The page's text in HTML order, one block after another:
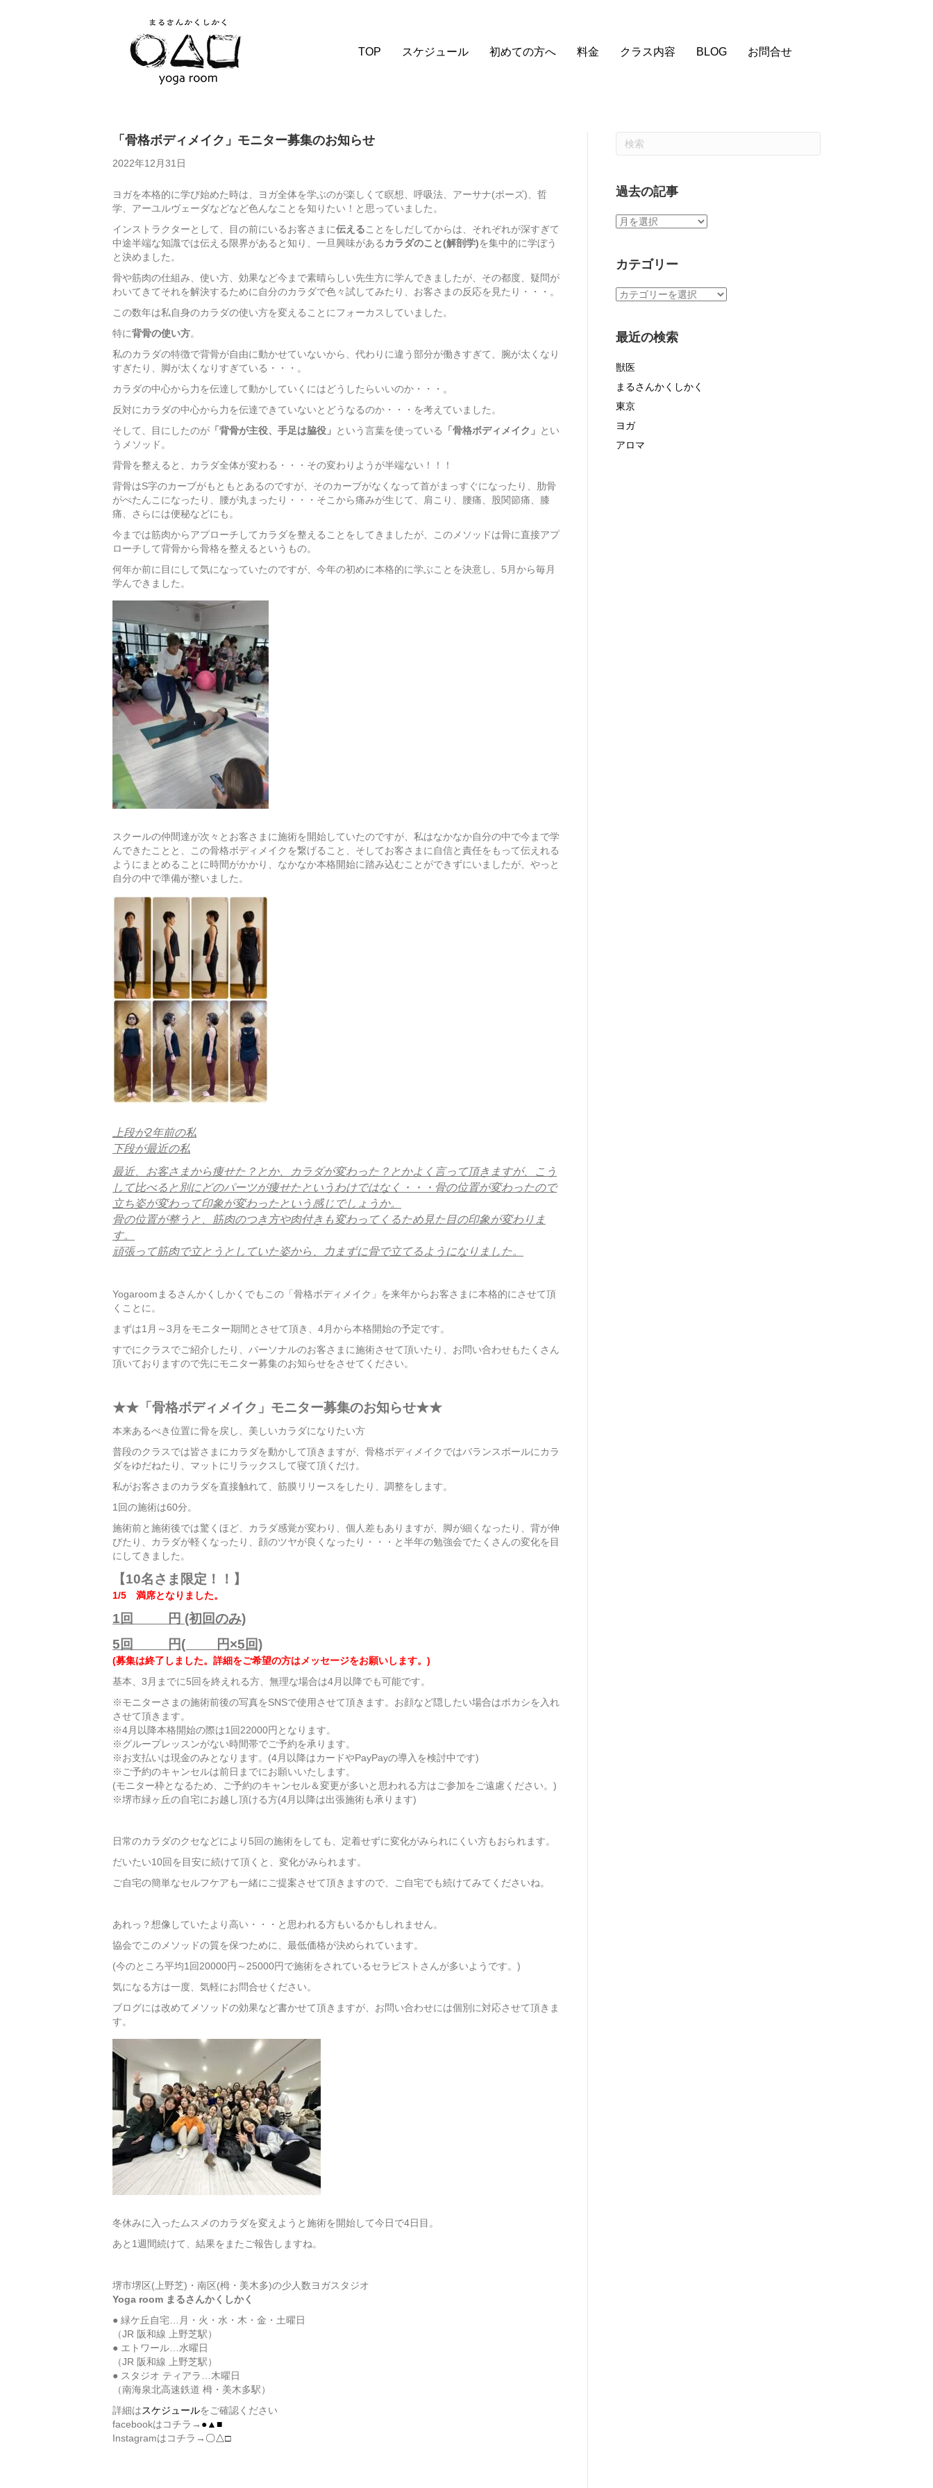
TOP スケジュール 初めての方へ 料金 クラス内容 BLOG お問合せ
「骨格ボディメイク」モニター募集のお知らせ
2022年12月31日
ヨガを本格的に学び始めた時は、ヨガ全体を学ぶのが楽しくて瞑想、呼吸法、アーサナ(ポーズ)、哲
学、アーユルヴェーダなどなど色んなことを知りたい！と思っていました。
インストラクターとして、目の前にいるお客さまに伝えることをしだしてからは、それぞれが深すぎて
中途半端な知識では伝える限界があると知り、一旦興味がある カラダのこと(解剖学)を集中的に学ぼう
と決めました。
骨や筋肉の仕組み、使い方、効果など今まで素晴らしい先生方に学んできましたが、その都度、疑問が
わいてきてそれを解決するために自分のカラダで色々試してみたり、お客さまの反応を見たり・・・。
この数年は私自身のカラダの使い方を変えることにフォーカスしていました。
特に背骨の使い方。
私のカラダの特徴で背骨が自由に動かせていないから、代わりに違う部分が働きすぎて、腕が太くなり
すぎたり、脚が太くなりすぎている・・・。
カラダの中心から力を伝達して動かしていくにはどうしたらいいのか・・・。
反対にカラダの中心から力を伝達できていないとどうなるのか・・・を考えていました。
そして、目にしたのが 「背骨が主役、手足は脇役」 という言葉を使っている 「骨格ボディメイク」 とい
うメソッド。
背骨を整えると、カラダ全体が変わる・・・その変わりようが半端ない！！！
背骨はS字のカーブがもともとあるのですが、そのカーブがなくなって首がまっすぐになったり、肋骨
がぺたんこになったり、腰が丸まったり・・・そこから痛みが生じて、肩こり、腰痛、股関節痛、膝
痛、さらには便秘などにも。
今までは筋肉からアプローチしてカラダを整えることをしてきましたが、このメソッドは骨に直接アプ
ローチして背骨から骨格を整えるというもの。
何年か前に目にして気になっていたのですが、今年の初めに本格的に学ぶことを決意し、5月から毎月
学んできました。
スクールの仲間達が次々とお客さまに施術を開始していたのですが、私はなかなか自分の中で今まで学
んできたことと、この骨格ボディメイクを繋げること、そしてお客さまに自信と責任をもって伝えれる
ようにまとめることに時間がかかり、なかなか本格開始に踏み込むことができずにいましたが、やっと
自分の中で準備が整いました。
上段が2年前の私
下段が最近の私
最近、お客さまから痩せた？とか、カラダが変わった？とかよく言って頂きますが、こう
して比べると別にどのパーツが痩せたというわけではなく・・・骨の位置が変わったので
立ち姿が変わって印象が変わったという感じでしょうか。
骨の位置が整うと、筋肉のつき方や肉付きも変わってくるため見た目の印象が変わりま
す。
頑張って筋肉で立とうとしていた姿から、力まずに骨で立てるようになりました。
Yogaroomまるさんかくしかくでもこの「骨格ボディメイク」を来年からお客さまに本格的にさせて頂
くことに。
まずは1月～3月をモニター期間とさせて頂き、4月から本格開始の予定です。
すでにクラスでご紹介したり、パーソナルのお客さまに施術させて頂いたり、お問い合わせもたくさん
頂いておりますので先にモニター募集のお知らせをさせてください。
★★「骨格ボディメイク」モニター募集のお知らせ★★
本来あるべき位置に骨を戻し、美しいカラダになりたい方
普段のクラスでは皆さまにカラダを動かして頂きますが、骨格ボディメイクではバランスボールにカラ
ダをゆだねたり、マットにリラックスして寝て頂くだけ。
私がお客さまのカラダを直接触れて、筋膜リリースをしたり、調整をします。
1回の施術は60分。
施術前と施術後では驚くほど、カラダ感覚が変わり、個人差もありますが、脚が細くなったり、背が伸
びたり、カラダが軽くなったり、顔のツヤが良くなったり・・・と半年の勉強会でたくさんの変化を目
にしてきました。
【10名さま限定！！】
1/5 満席となりました。
1回 円 (初回のみ)
5回 円( 円×5回)
(募集は終了しました。詳細をご希望の方はメッセージをお願いします。)
基本、3月までに5回を終えれる方、無理な場合は4月以降でも可能です。
※モニターさまの施術前後の写真をSNSで使用させて頂きます。お顔など隠したい場合はボカシを入れ
させて頂きます。
※4月以降本格開始の際は1回22000円となります。
※グループレッスンがない時間帯でご予約を承ります。
※お支払いは現金のみとなります。(4月以降はカードやPayPayの導入を検討中です)
※ご予約のキャンセルは前日までにお願いいたします。
(モニター枠となるため、ご予約のキャンセル＆変更が多いと思われる方はご参加をご遠慮ください。)
※堺市緑ヶ丘の自宅にお越し頂ける方(4月以降は出張施術も承ります)
日常のカラダのクセなどにより5回の施術をしても、定着せずに変化がみられにくい方もおられます。
だいたい10回を目安に続けて頂くと、変化がみられます。
ご自宅の簡単なセルフケアも一緒にご提案させて頂きますので、ご自宅でも続けてみてくださいね。
あれっ？想像していたより高い・・・と思われる方もいるかもしれません。
協会でこのメソッドの質を保つために、最低価格が決められています。
(今のところ平均1回20000円～25000円で施術をされているセラピストさんが多いようです。)
気になる方は一度、気軽にお問合せください。
ブログには改めてメソッドの効果など書かせて頂きますが、お問い合わせには個別に対応させて頂きま
す。
冬休みに入ったムスメのカラダを変えようと施術を開始して今日で4日目。
あと1週間続けて、結果をまたご報告しますね。
堺市堺区(上野芝)・南区(栂・美木多)の少人数ヨガスタジオ
Yoga room まるさんかくしかく
● 緑ケ丘自宅…月・火・水・木・金・土曜日
（JR 阪和線 上野芝駅）
● エトワール…水曜日
（JR 阪和線 上野芝駅）
● スタジオ ティアラ…木曜日
（南海泉北高速鉄道 栂・美木多駅）
詳細はスケジュールをご確認ください
facebookはコチラ→ ●▲■
Instagramはコチラ→ 〇△□
過去の記事
過
記
カテゴリー
カ
リ
最近の検索
獣医
まるさんかくしかく
東京
ヨガ
アロマ